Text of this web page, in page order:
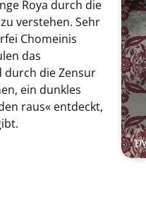
Roya durch die
verstehen. Sehr
Chomeinis
das
durch die Zensur
ein dunkles
raus« entdeckt,